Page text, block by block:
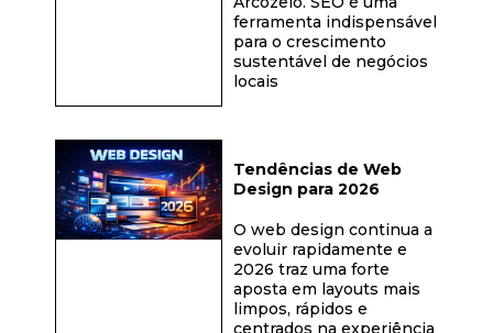
ferramenta indispensável
para o crescimento
sustentável de negócios
locais
Tendências de Web
Design para 2026
O web design continua a
evoluir rapidamente e
2026 traz uma forte
aposta em layouts mais
limpos, rápidos e
centrados na experiência